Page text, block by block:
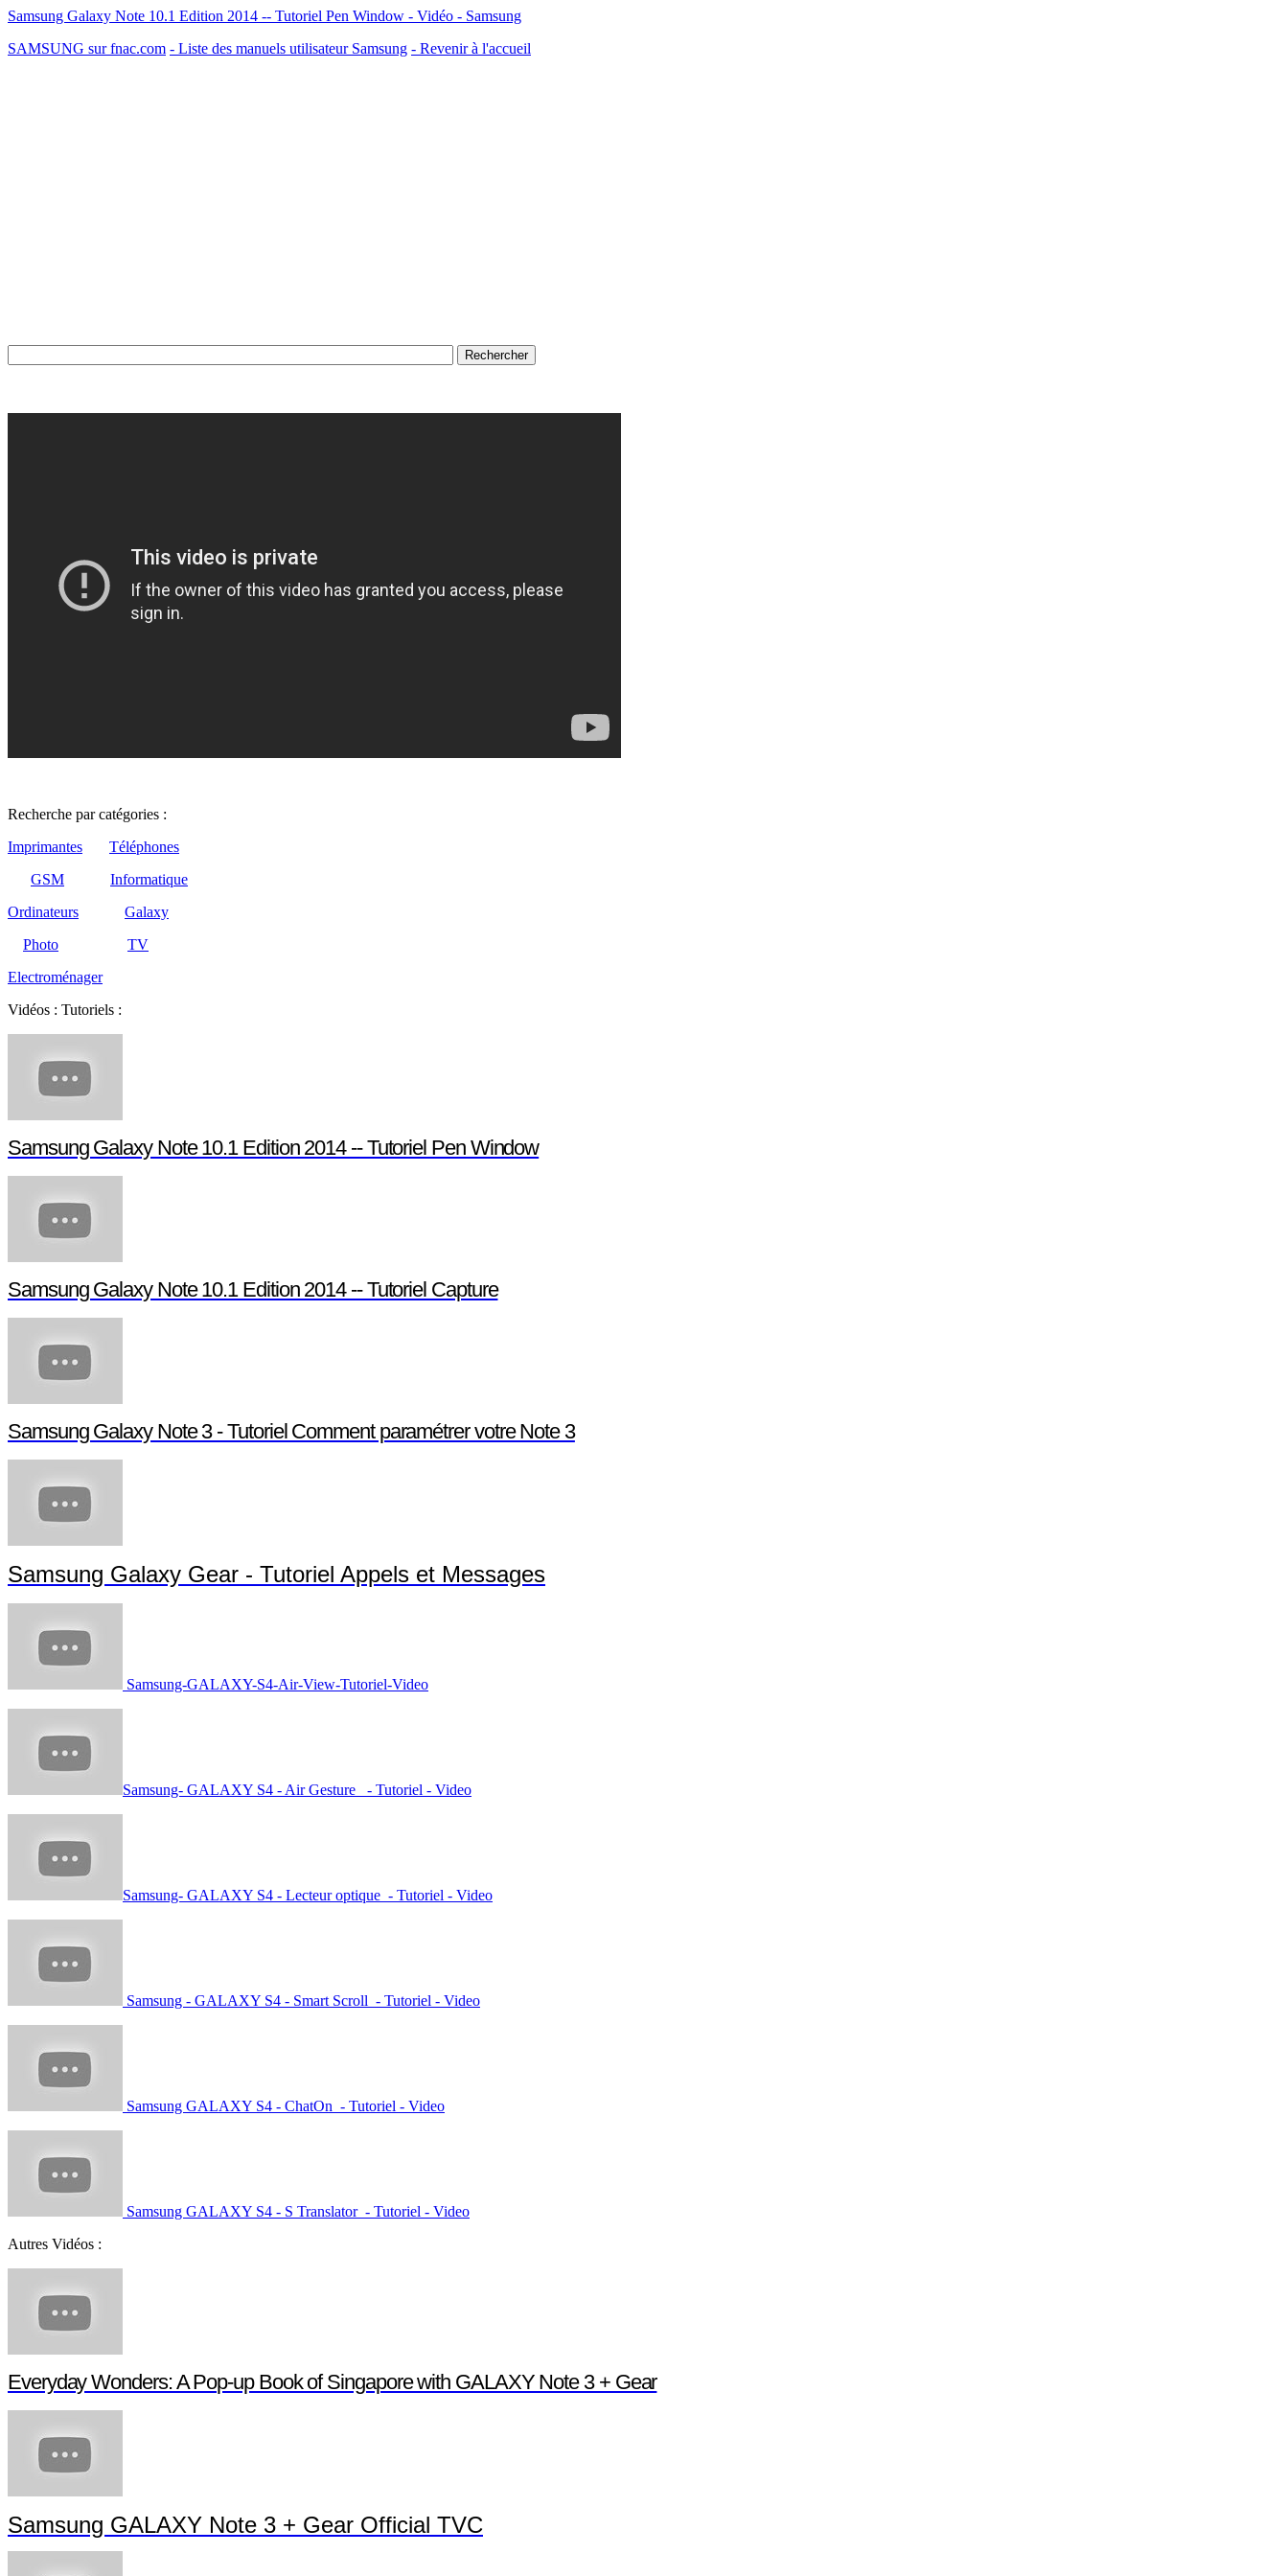
Samsung Galaxy Note 10.1 Edition 2014 -- Tutoriel Pen Window - Vidéo - Samsung
SAMSUNG sur fnac.com - Liste des manuels utilisateur Samsung - Revenir à l'accueil
Recherche par catégories :
Imprimantes
Téléphones
GSM
Informatique
Ordinateurs
Galaxy
Photo
TV
Electroménager
Vidéos : Tutoriels :
Samsung Galaxy Note 10.1 Edition 2014 -- Tutoriel Pen Window
Samsung Galaxy Note 10.1 Edition 2014 -- Tutoriel Capture
Samsung Galaxy Note 3 - Tutoriel Comment paramétrer votre Note 3
Samsung Galaxy Gear - Tutoriel Appels et Messages
Samsung-GALAXY-S4-Air-View-Tutoriel-Video
Samsung- GALAXY S4 - Air Gesture - Tutoriel - Video
Samsung- GALAXY S4 - Lecteur optique - Tutoriel - Video
Samsung - GALAXY S4 - Smart Scroll - Tutoriel - Video
Samsung GALAXY S4 - ChatOn - Tutoriel - Video
Samsung GALAXY S4 - S Translator - Tutoriel - Video
Autres Vidéos :
Everyday Wonders: A Pop-up Book of Singapore with GALAXY Note 3 + Gear
Samsung GALAXY Note 3 + Gear Official TVC